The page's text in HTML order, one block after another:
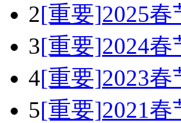
2[重要]2025
3[重要]2024
4[重要]2023
5[重要]2021